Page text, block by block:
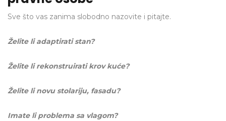
Sve što vas zanima slobodno nazovite i pitajte.
Želite li adaptirati stan?
Želite li rekonstruirati krov kuće?
Želite li novu stolariju, fasadu?
Imate li problema sa vlagom?